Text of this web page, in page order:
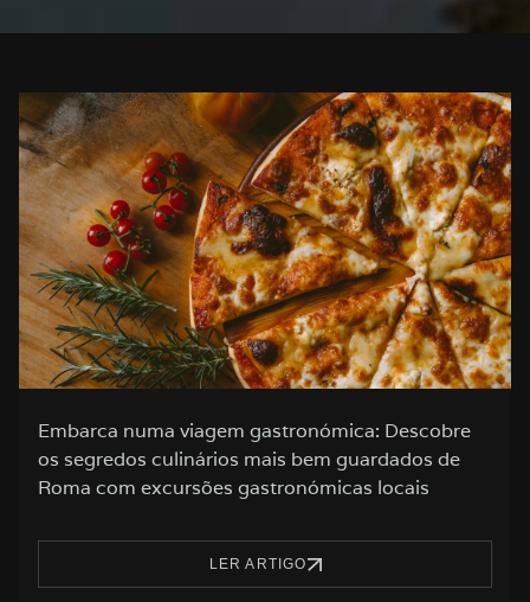
Embarca numa viagem gastronómica: Descobre
os segredos culinários mais bem guardados de
Roma com excursões gastronómicas locais
LER ARTIGO